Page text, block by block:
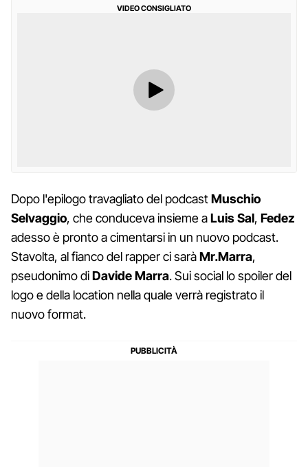
VIDEO CONSIGLIATO
Dopo l'epilogo travagliato del podcastMuschio
Selvaggio, che conduceva insieme aLuis Sal, Fedez
adesso è pronto a cimentarsi in un nuovo podcast.
Stavolta, al fianco del rapper ci saràMr.Marra,
pseudonimo diDavide Marra. Sui social lo spoiler del
logo e della location nella quale verrà registrato il
nuovo format.